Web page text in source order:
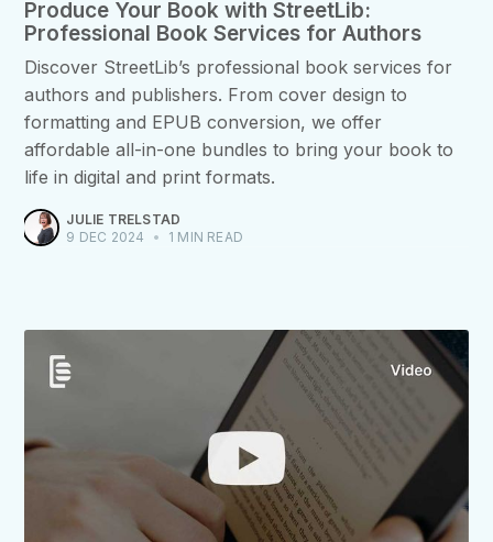
Produce Your Book with StreetLib:
Professional Book Services for Authors
Discover StreetLib’s professional book services for
authors and publishers. From cover design to
formatting and EPUB conversion, we offer
affordable all-in-one bundles to bring your book to
life in digital and print formats.
JULIE TRELSTAD
9 DEC 2024
• 1 MIN READ